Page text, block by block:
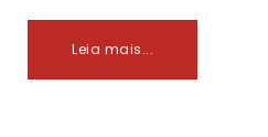
Leia mais...